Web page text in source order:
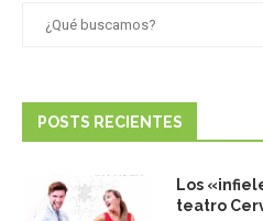
POSTS RECIENTES
Los
teatro